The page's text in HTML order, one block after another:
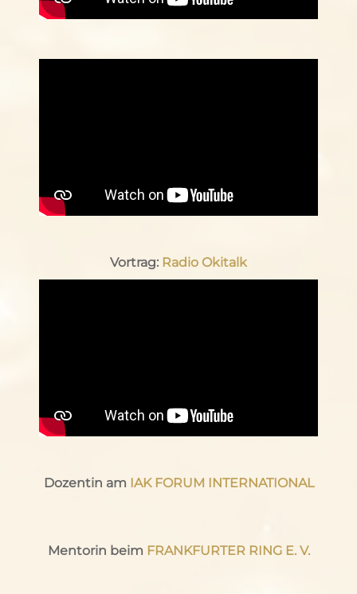
Vortrag: Radio Okitalk
Dozentin am IAK FORUM INTERNATIONAL
Mentorin beim FRANKFURTER RING E. V.